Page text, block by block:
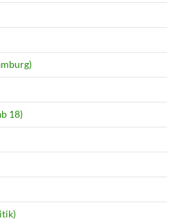
18)